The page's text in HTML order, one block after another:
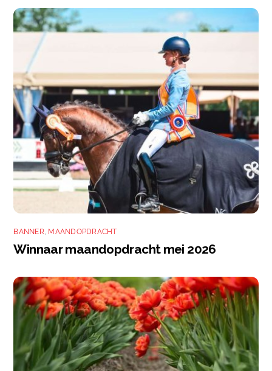
BANNER, MAANDOPDRACHT
Winnaar maandopdracht mei 2026